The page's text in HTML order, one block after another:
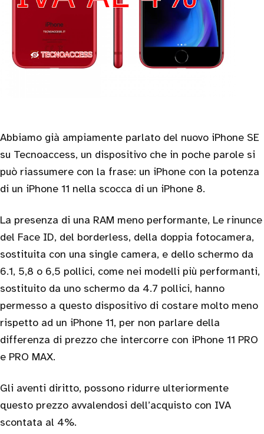
Abbiamo già ampiamente parlato del nuovo iPhone SE
su Tecnoaccess, un dispositivo che in poche parole si
può riassumere con la frase: un iPhone con la potenza
di un iPhone 11 nella scocca di un iPhone 8.
La presenza di una RAM meno performante, Le rinunce
del Face ID, del borderless, della doppia fotocamera,
sostituita con una single camera, e dello schermo da
6.1, 5,8 o 6,5 pollici, come nei modelli più performanti,
sostituito da uno schermo da 4.7 pollici, hanno
permesso a questo dispositivo di costare molto meno
rispetto ad un iPhone 11, per non parlare della
differenza di prezzo che intercorre con iPhone 11 PRO
e PRO MAX.
Gli aventi diritto, possono ridurre ulteriormente
questo prezzo avvalendosi dell’acquisto con IVA
scontata al 4%.